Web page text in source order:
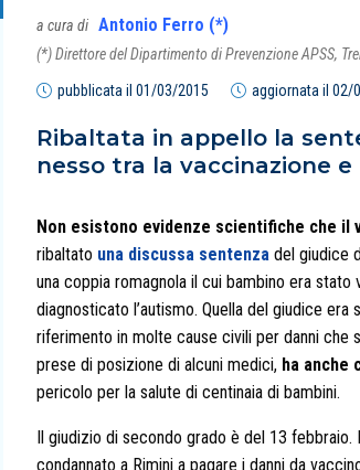
a cura di Antonio Ferro (*)
(*) Direttore del Dipartimento di Prevenzione APSS,
pubblicata il 01/03/2015 aggiornata il 02/
Ribaltata in appello la
nesso tra la vaccinazione
Non esistono evidenze scientifiche che il
ribaltato una discussa sentenza del giudice
una coppia romagnola il cui bambino era
diagnosticato l’autismo. Quella del giudice
riferimento in molte cause civili per danni che
prese di posizione di alcuni medici, ha anche
pericolo per la salute di centinaia di bambini.
Il giudizio di secondo grado è del 13
condannato a Rimini a pagare i danni da